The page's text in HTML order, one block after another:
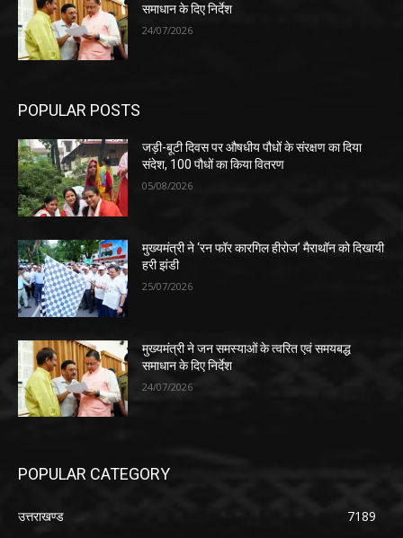
समाधान के दिए निर्देश
24/07/2026
POPULAR POSTS
जड़ी-बूटी दिवस पर औषधीय पौधों के संरक्षण का दिया
संदेश, 100 पौधों का किया वितरण
05/08/2026
मुख्यमंत्री ने ‘रन फॉर कारगिल हीरोज’ मैराथॉन को दिखायी
हरी झंडी
25/07/2026
मुख्यमंत्री ने जन समस्याओं के त्वरित एवं समयबद्ध
समाधान के दिए निर्देश
24/07/2026
POPULAR CATEGORY
उत्तराखण्ड
7189